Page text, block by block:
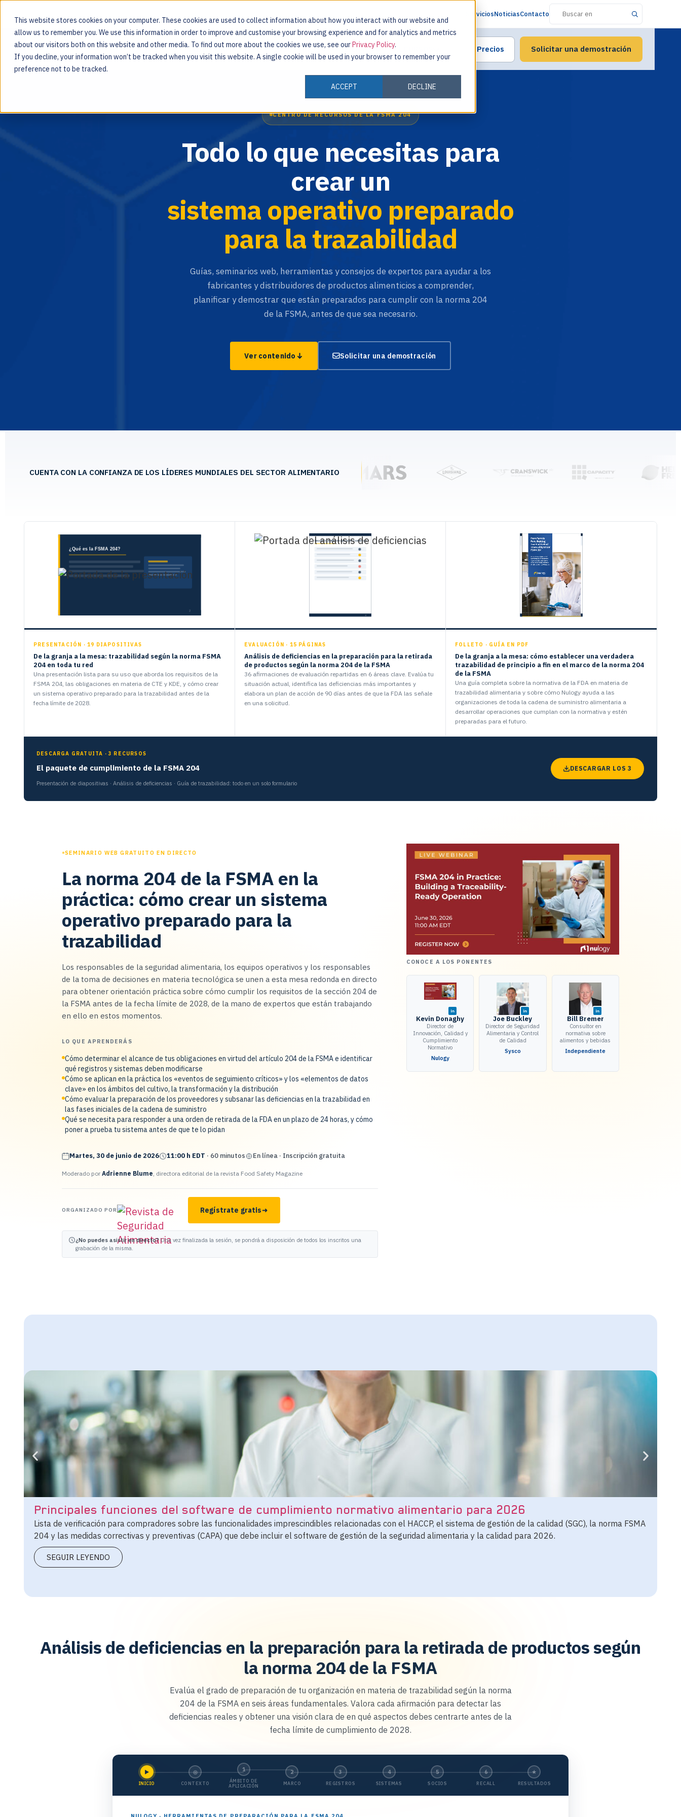
This website stores cookies on your computer. These cookies are used to collect information about how you interact with our website and
allow us to remember you. We use this information in order to improve and customise your browsing experience and for analytics and metrics
about our visitors both on this website and other media. To find out more about the cookies we use, see ourPrivacy Policy.
If you decline, your information won’t be tracked when you visit this website. A single cookie will be used in your browser to remember your
preference not to be tracked.
ACCEPT
DECLINE
ServiciosNoticiasContacto
Para las personas que hay detrás de cada producto
PLATAFORMA MOS INDUSTRIAS CLIENTES RECURSOS Precios Solicitar una demostración
CENTRO DE RECURSOS DE LA FSMA 204
Todo lo que necesitas para
crear un
sistema operativo preparado
para la trazabilidad
Guías, seminarios web, herramientas y consejos de expertos para ayudar a los
fabricantes y distribuidores de productos alimenticios a comprender,
planificar y demostrar que están preparados para cumplir con la norma 204
de la FSMA, antes de que sea necesario.
Ver contenido Solicitar una demostración
CUENTA CON LA CONFIANZA DE LOS LÍDERES MUNDIALES DEL SECTOR ALIMENTARIO
PRESENTACIÓN · 19 DIAPOSITIVAS
De la granja a la mesa: trazabilidad según la norma FSMA
204 en toda tu red
Una presentación lista para su uso que aborda los requisitos de la
FSMA 204, las obligaciones en materia de CTE y KDE, y cómo crear
un sistema operativo preparado para la trazabilidad antes de la
fecha límite de 2028.
EVALUACIÓN · 15 PÁGINAS
Análisis de deficiencias en la preparación para la retirada
de productos según la norma 204 de la FSMA
36 afirmaciones de evaluación repartidas en 6 áreas clave. Evalúa tu
situación actual, identifica las deficiencias más importantes y
elabora un plan de acción de 90 días antes de que la FDA las señale
en una solicitud.
FOLLETO · GUÍA EN PDF
De la granja a la mesa: cómo establecer una verdadera
trazabilidad de principio a fin en el marco de la norma 204
de la FSMA
Una guía completa sobre la normativa de la FDA en materia de
trazabilidad alimentaria y sobre cómo Nulogy ayuda a las
organizaciones de toda la cadena de suministro alimentaria a
desarrollar operaciones que cumplan con la normativa y estén
preparadas para el futuro.
DESCARGA GRATUITA · 3 RECURSOS
El paquete de cumplimiento de la FSMA 204
Presentación de diapositivas · Análisis de deficiencias · Guía de trazabilidad: todo en un solo formulario
DESCARGAR LOS 3
SEMINARIO WEB GRATUITO EN DIRECTO
La norma 204 de la FSMA en la
práctica: cómo crear un sistema
operativo preparado para la
trazabilidad
Los responsables de la seguridad alimentaria, los equipos operativos y los responsables
de la toma de decisiones en materia tecnológica se unen a esta mesa redonda en directo
para obtener orientación práctica sobre cómo cumplir los requisitos de la sección 204 de
la FSMA antes de la fecha límite de 2028, de la mano de expertos que están trabajando
en ello en estos momentos.
LO QUE APRENDERÁS
Cómo determinar el alcance de tus obligaciones en virtud del artículo 204 de la FSMA e identificar
qué registros y sistemas deben modificarse
Cómo se aplican en la práctica los «eventos de seguimiento críticos» y los «elementos de datos
clave» en los ámbitos del cultivo, la transformación y la distribución
Cómo evaluar la preparación de los proveedores y subsanar las deficiencias en la trazabilidad en
las fases iniciales de la cadena de suministro
Qué se necesita para responder a una orden de retirada de la FDA en un plazo de 24 horas, y cómo
poner a prueba tu sistema antes de que te lo pidan
Martes, 30 de junio de 2026 11:00 h EDT · 60 minutos En línea · Inscripción gratuita
Moderado por Adrienne Blume, directora editorial de la revista Food Safety Magazine
ORGANIZADO POR Regístrate gratis
¿No puedes asistir en directo? Una vez finalizada la sesión, se pondrá a disposición de todos los inscritos una
grabación de la misma.
CONOCE A LOS PONENTES
Kevin Donaghy
Director de
Innovación, Calidad y
Cumplimiento
Normativo
Nulogy
Joe Buckley
Director de Seguridad
Alimentaria y Control
de Calidad
Sysco
Bill Bremer
Consultor en
normativa sobre
alimentos y bebidas
Independiente
Principales funciones del software de cumplimiento normativo alimentario para 2026
Lista de verificación para compradores sobre las funcionalidades imprescindibles relacionadas con el HACCP, el sistema de gestión de la calidad (SGC), la norma FSMA
204 y las medidas correctivas y preventivas (CAPA) que debe incluir el software de gestión de la seguridad alimentaria y la calidad para 2026.
SEGUIR LEYENDO
Análisis de deficiencias en la preparación para la retirada de productos según
la norma 204 de la FSMA
Evalúa el grado de preparación de tu organización en materia de trazabilidad según la norma
204 de la FSMA en seis áreas fundamentales. Valora cada afirmación para detectar las
deficiencias reales y obtener una visión clara de en qué aspectos debes centrarte antes de la
fecha límite de cumplimiento de 2028.
▶
INICIO
◎
CONTEXTO
1
ÁMBITO DE
APLICACIÓN
2
MARCO
3
REGISTROS
4
SISTEMAS
5
SOCIOS
6
RECALL
★
RESULTADOS